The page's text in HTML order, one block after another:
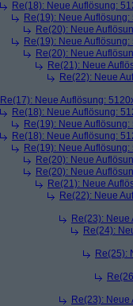
Re(18): Neue Auflösung:
Re(19): Neue
Re(20): Neue
Re(19): Neue
Re(20): Neue
Re(21): Neue
Re(22): Neue
Re(17): Neue Auflösung:
Re(18): Neue Auflösung:
Re(19): Neue
Re(18): Neue Auflösung:
Re(19): Neue
Re(20): Neue
Re(20): Neue
Re(21): Neue
Re(22): Neue
Re(23):
Re(24):
Re(25):
Re(23):